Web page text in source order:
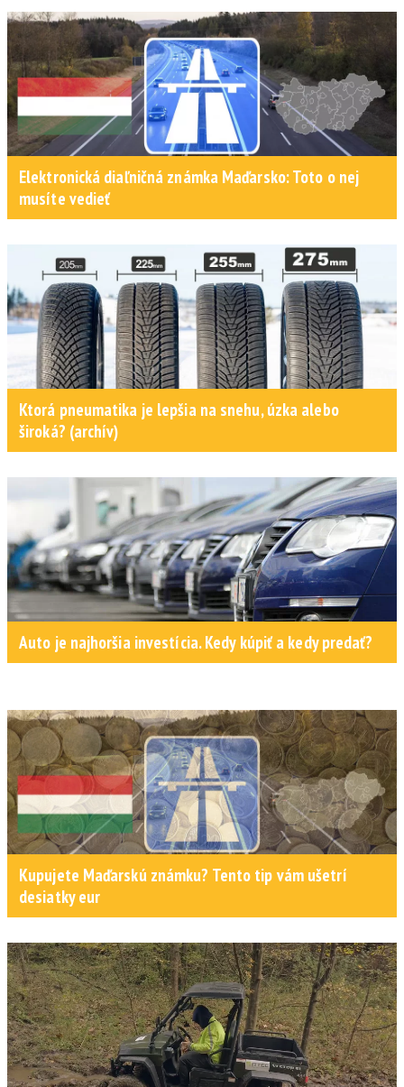
Elektronická diaľničná známka Maďarsko: Toto o nej
musíte vedieť
Ktorá pneumatika je lepšia na snehu, úzka alebo
široká? (archív)
Auto je najhoršia investícia. Kedy kúpiť a kedy predať?
Kupujete Maďarskú známku? Tento tip vám ušetrí
desiatky eur